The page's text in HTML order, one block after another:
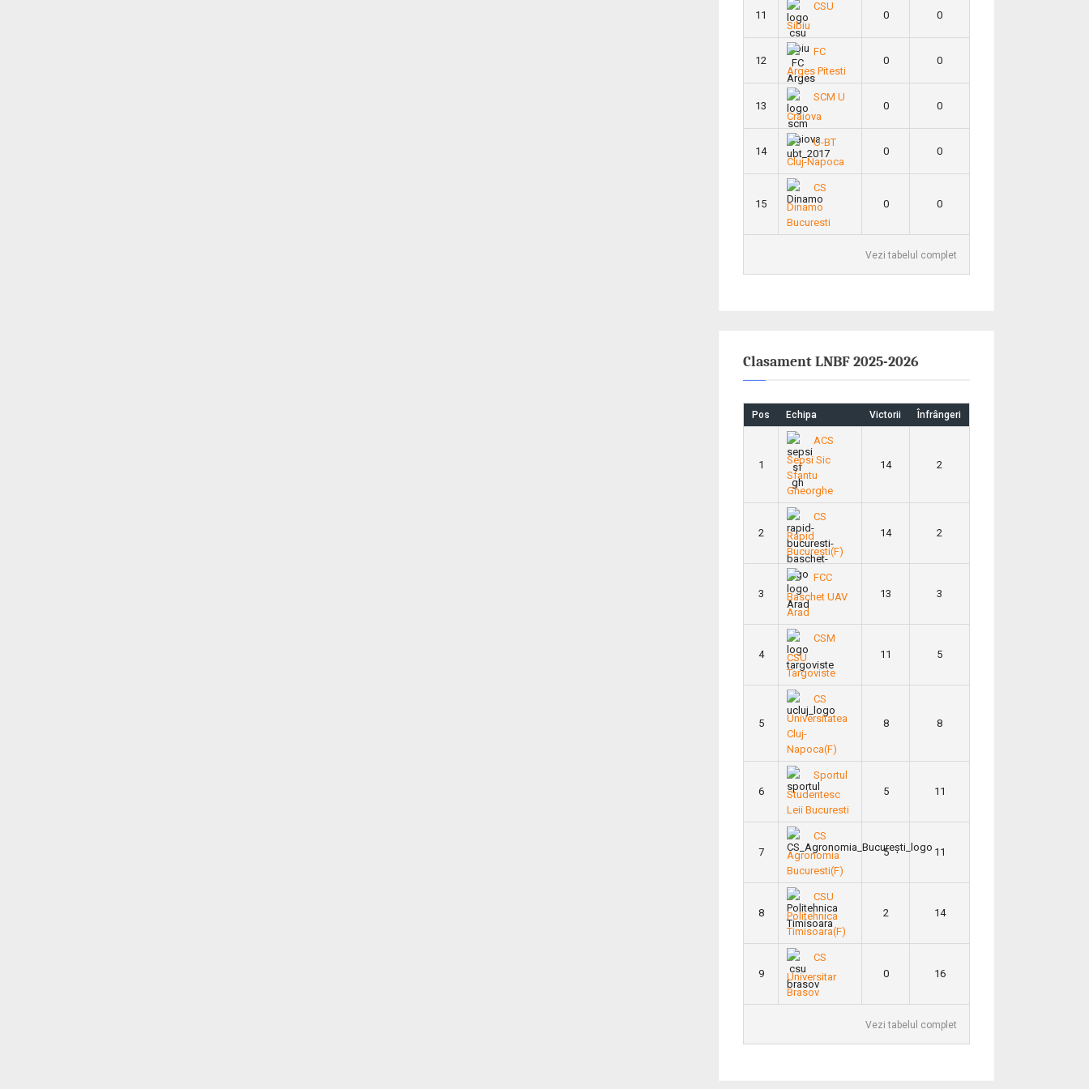
11
CSU
Sibiu
0 0
12
FC
Arges Pitesti
0 0
13
SCM U
Craiova
0 0
14
U-BT
Cluj-Napoca
0 0
15
CS
Dinamo
Bucuresti
0 0
Vezi tabelul complet
Clasament LNBF 2025-2026
Pos Echipa Victorii Înfrângeri
1
ACS
Sepsi Sic
Sfantu
Gheorghe
14 2
2
CS
Rapid
Bucuresti(F)
14 2
3
FCC
Baschet UAV
Arad
13 3
4
CSM
CSU
Targoviste
11 5
5
CS
Universitatea
Cluj-
Napoca(F)
8 8
6
Sportul
Studentesc
Leii Bucuresti
5 11
7
CS
Agronomia
Bucuresti(F)
5 11
8
CSU
Politehnica
Timisoara(F)
2 14
9
CS
Universitar
Brasov
0 16
Vezi tabelul complet